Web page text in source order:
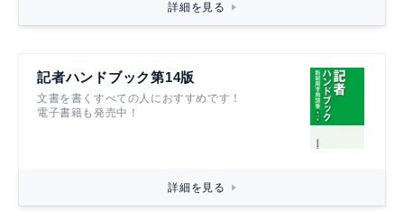
詳細を見る
記者ハンドブック第14版
文書を書くすべての人におすすめです！
電子書籍も発売中！
詳細を見る